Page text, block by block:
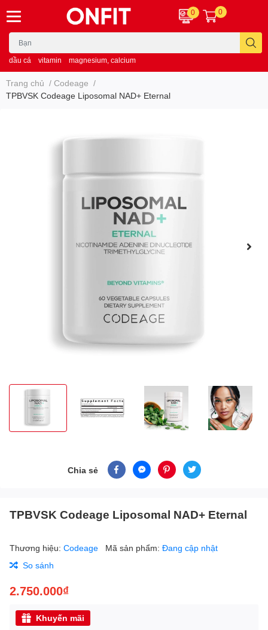
dầu cá vitamin magnesium, calcium
0 0
Trang chủ / Codeage /
TPBVSK Codeage Liposomal NAD+ Eternal
Chia sẻ
TPBVSK Codeage Liposomal NAD+ Eternal
Thương hiệu: Codeage Mã sản phẩm: Đang cập nhật
So sánh
2.750.000₫
Khuyến mãi